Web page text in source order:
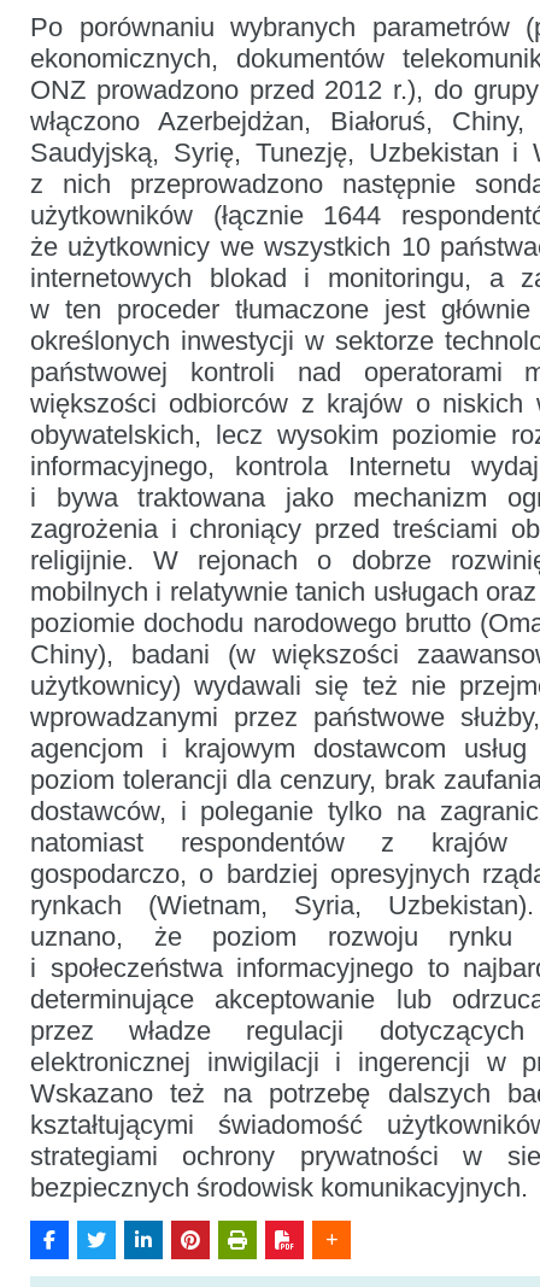
Po porównaniu wybranych parametrów
ekonomicznych, dokumentów
ONZ prowadzono przed 2012 r.), do
włączono Azerbejdżan, Białoruś,
Saudyjską, Syrię, Tunezję, Uzbekistan i
z nich przeprowadzono następnie
użytkowników (łącznie 1644
że użytkownicy we wszystkich 10
internetowych blokad i monitoringu, a
w ten proceder tłumaczone jest
określonych inwestycji w sektorze
państwowej kontroli nad operatorami
większości odbiorców z krajów o niskich
obywatelskich, lecz wysokim poziomie
informacyjnego, kontrola Internetu
i bywa traktowana jako mechanizm
zagrożenia i chroniący przed treściami
religijnie. W rejonach o dobrze
mobilnych i relatywnie tanich usługach
poziomie dochodu narodowego brutto
Chiny), badani (w większości
użytkownicy) wydawali się też nie
wprowadzanymi przez państwowe
agencjom i krajowym dostawcom
poziom tolerancji dla cenzury, brak
dostawców, i poleganie tylko na
natomiast respondentów z krajów
gospodarczo, o bardziej opresyjnych
rynkach (Wietnam, Syria,
uznano, że poziom rozwoju rynku
i społeczeństwa informacyjnego to
determinujące akceptowanie lub
przez władze regulacji
elektronicznej inwigilacji i ingerencji w
Wskazano też na potrzebę dalszych
kształtującymi świadomość
strategiami ochrony prywatności w
bezpiecznych środowisk komunikacyjnych.